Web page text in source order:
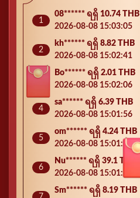
1
08****** ရရှိ 10.74 THB
2026-08-08 15:03:05
2
kh****** ရရှိ 8.82 THB
2026-08-08 15:02:41
3
Bo****** ရရှိ 2.01 THB
2026-08-08 15:02:06
4
sa****** ရရှိ 6.39 THB
2026-08-08 15:01:56
5
om****** ရရှိ 4.24 THB
2026-08-08 15:01:29
6
Nu****** ရရှိ 39.1 THB
2026-08-08 15:01:25
Sm****** ရရှိ 8.19 THB